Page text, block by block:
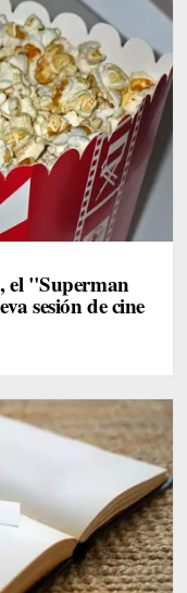
el "Superman
sesión de cine